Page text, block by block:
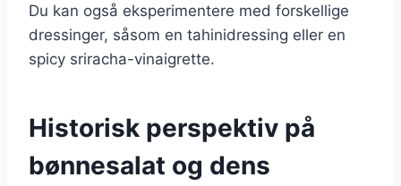
Du kan også eksperimentere med forskellige
dressinger, såsom en tahinidressing eller en
spicy sriracha-vinaigrette.
Historisk perspektiv på
bønnesalat og dens